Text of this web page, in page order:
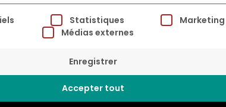
énumère les groupes de services pour
Statistiques
Marketing
Médias externes
Enregistrer
Accepter tout